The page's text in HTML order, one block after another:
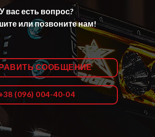
У вас есть вопрос?
или позвоните нам!
СООБЩЕНИЕ
(096) 004-40-04